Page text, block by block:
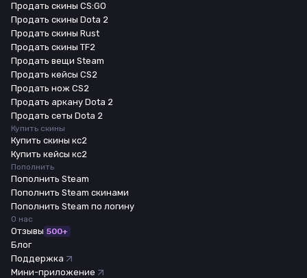
Продать скины CS:GO
Продать скины Dota 2
Продать скины Rust
Продать скины TF2
Продать вещи Steam
Продать кейсы CS2
Продать нож CS2
Продать аркану Dota 2
Продать сеты Dota 2
Купить скины
Купить скины кс2
Купить кейсы кс2
Пополнить
Пополнить Steam
Пополнить Steam скинами
Пополнить Steam по логину
О нас
Отзывы 500+
Блог
Поддержка
Мини-приложение